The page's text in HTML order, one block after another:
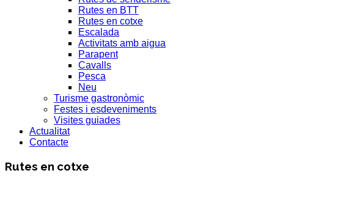
Rutes en BTT
Rutes en cotxe
Escalada
Activitats amb aigua
Parapent
Cavalls
Pesca
Neu
Turisme gastronòmic
Festes i esdeveniments
Visites guiades
Actualitat
Contacte
Rutes en cotxe